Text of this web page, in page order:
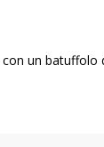
un